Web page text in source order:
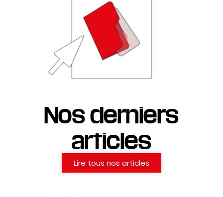
Nos derniers
articles
Lire tous nos articles